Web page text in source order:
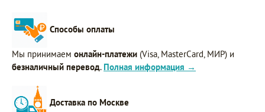
Способы оплаты
Мы принимаем онлайн-платежи (Visa, MasterCard, МИР) и
безналичный перевод. Полная информация →
Доставка по Москве